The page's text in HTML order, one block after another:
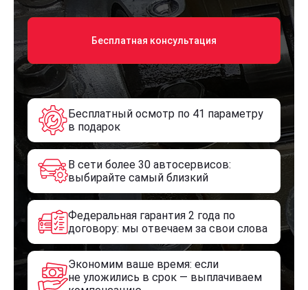
Бесплатная консультация
Бесплатный осмотр по 41 параметру
в подарок
В сети более 30 автосервисов:
выбирайте самый близкий
Федеральная гарантия 2 года по
договору: мы отвечаем за свои слова
Экономим ваше время: если
не уложились в срок — выплачиваем